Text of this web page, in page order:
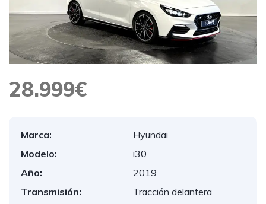
28.999€
Marca:
Hyundai
Modelo:
i30
Año:
2019
Transmisión:
Tracción delantera